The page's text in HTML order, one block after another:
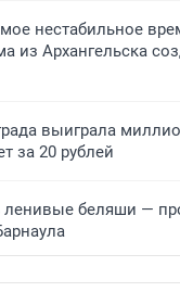
нестабильное
из Архангельска
выиграла
за 20 рублей
ленивые беляши —